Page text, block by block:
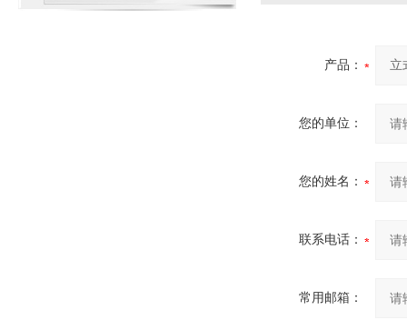
产品：
您的单位：
您的姓名：
联系电话：
常用邮箱：